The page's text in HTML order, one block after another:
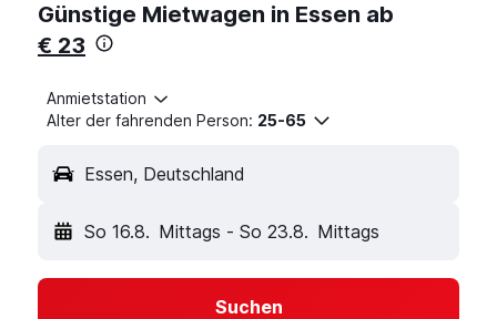
Günstige Mietwagen in Essen ab
€ 23
Anmietstation
Alter der fahrenden Person: 25-65
Essen, Deutschland
So 16.8. Mittags - So 23.8. Mittags
Suchen